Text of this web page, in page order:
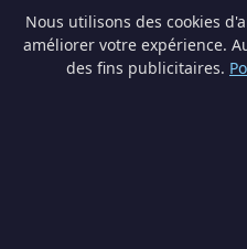
Nous utilisons des cookies
améliorer votre expérience.
des fins publicitaires.